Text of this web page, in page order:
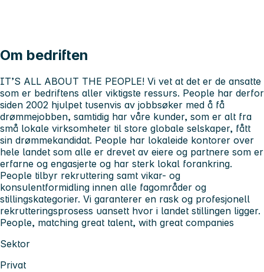
Om bedriften
IT’S ALL ABOUT THE PEOPLE! Vi vet at det er de ansatte
som er bedriftens aller viktigste ressurs. People har derfor
siden 2002 hjulpet tusenvis av jobbsøker med å få
drømmejobben, samtidig har våre kunder, som er alt fra
små lokale virksomheter til store globale selskaper, fått
sin drømmekandidat. People har lokaleide kontorer over
hele landet som alle er drevet av eiere og partnere som er
erfarne og engasjerte og har sterk lokal forankring.
People tilbyr rekruttering samt vikar- og
konsulentformidling innen alle fagområder og
stillingskategorier. Vi garanterer en rask og profesjonell
rekrutteringsprosess uansett hvor i landet stillingen ligger.
People, matching great talent, with great companies
Sektor
Privat